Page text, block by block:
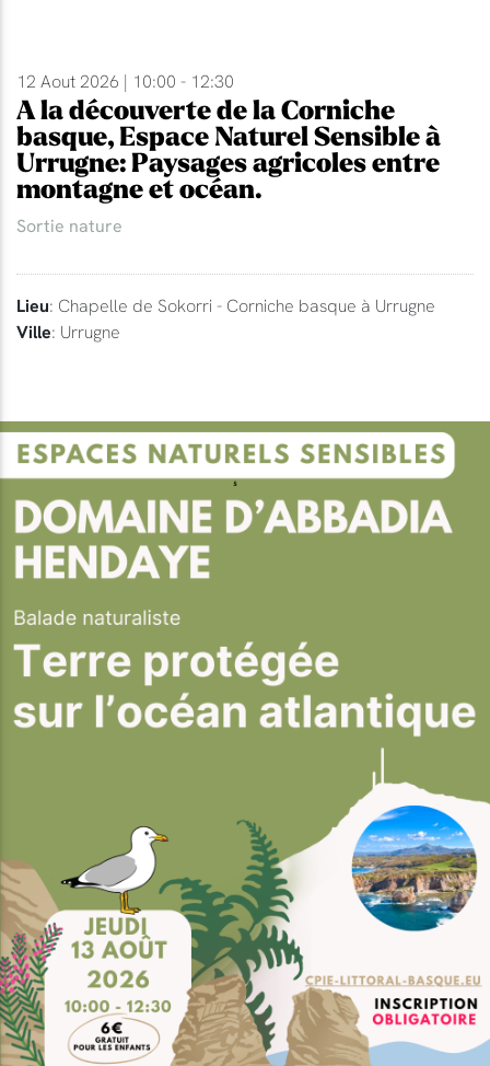
12 Aout 2026 | 10:00 - 12:30
A la découverte de la Corniche
basque, Espace Naturel Sensible à
Urrugne: Paysages agricoles entre
montagne et océan.
Sortie nature
Lieu: Chapelle de Sokorri - Corniche basque à Urrugne
Ville: Urrugne